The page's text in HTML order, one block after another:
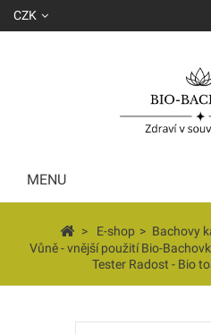
CZK
MENU
> E-shop > Bachovy
Vůně - vnější použití Bio-
Tester Radost - Bio